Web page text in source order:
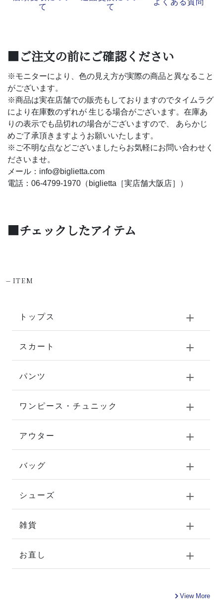
て
て
■ご注文の前にご確認ください
※モニターにより、色の見え方が実際の商品と異なること
がございます。
※商品は実在店舗での販売もしておりますのでタイムラグ
により在庫数のずれが 生じる場合がございます。在庫あ
りの表示でも品切れの場合がございますので、 あらかじ
めご了承頂きますようお願いいたします。
※ご不明な点などございましたらお気軽にお問い合わせく
ださいませ。
メール：info@biglietta.com
電話：06-4799-1970（biglietta［実店舗大阪店］）
■チェックしたアイテム
-ITEM
トップス
スカート
パンツ
ワンピース・チュニック
アウター
バッグ
シューズ
雑貨
お直し
View More